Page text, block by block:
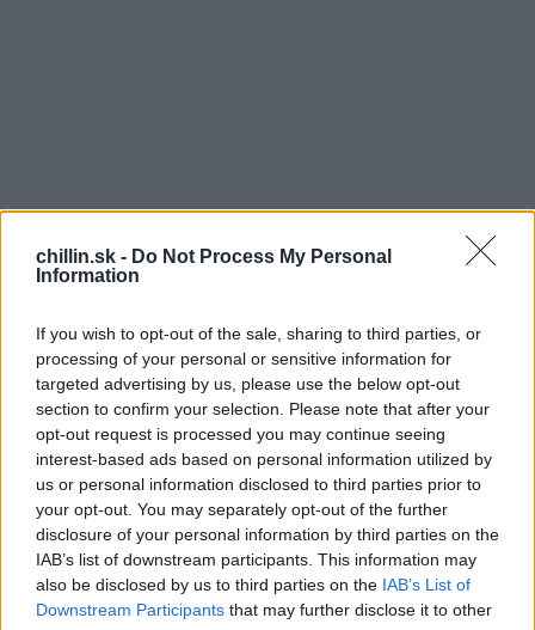
chillin.sk - Do Not Process My Personal
Information
If you wish to opt-out of the sale, sharing to third parties, or
processing of your personal or sensitive information for
targeted advertising by us, please use the below opt-out
section to confirm your selection. Please note that after your
opt-out request is processed you may continue seeing
interest-based ads based on personal information utilized by
us or personal information disclosed to third parties prior to
your opt-out. You may separately opt-out of the further
disclosure of your personal information by third parties on the
IAB’s list of downstream participants. This information may
also be disclosed by us to third parties on the IAB’s List of
Downstream Participants that may further disclose it to other
P
aige Glenn a Artyon Celestine sú dve deti,
ktoré naozaj milujú hudbu a tanec. Ako vidíte vo
tanečnej súťaže Murrieta Dance Project a
nadchli publikum. Ako hudbu pre svoj výkon si vybrali
pieseň Tale z animovanej rozprávky Kráska a zviera.
Môžete vidieť, koľko práce si to vyžadovalo. Bezchybne
zatancovali celú choreografiu.
Sledujte ich skvelý výkon.
O tejto dvojici ešte budeme počuť.
S
a
f
o
r
: